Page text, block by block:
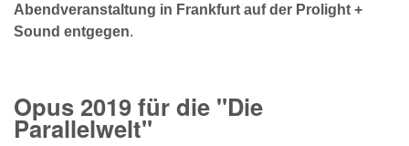
Abendveranstaltung in Frankfurt auf der Prolight +
Sound entgegen.
Opus 2019 für die "Die
Parallelwelt"